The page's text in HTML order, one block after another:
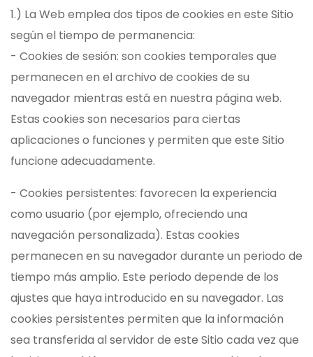
1.) La Web emplea dos tipos de cookies en este Sitio
según el tiempo de permanencia:
- Cookies de sesión: son cookies temporales que
permanecen en el archivo de cookies de su
navegador mientras está en nuestra página web.
Estas cookies son necesarios para ciertas
aplicaciones o funciones y permiten que este Sitio
funcione adecuadamente.
- Cookies persistentes: favorecen la experiencia
como usuario (por ejemplo, ofreciendo una
navegación personalizada). Estas cookies
permanecen en su navegador durante un periodo de
tiempo más amplio. Este periodo depende de los
ajustes que haya introducido en su navegador. Las
cookies persistentes permiten que la información
sea transferida al servidor de este Sitio cada vez que